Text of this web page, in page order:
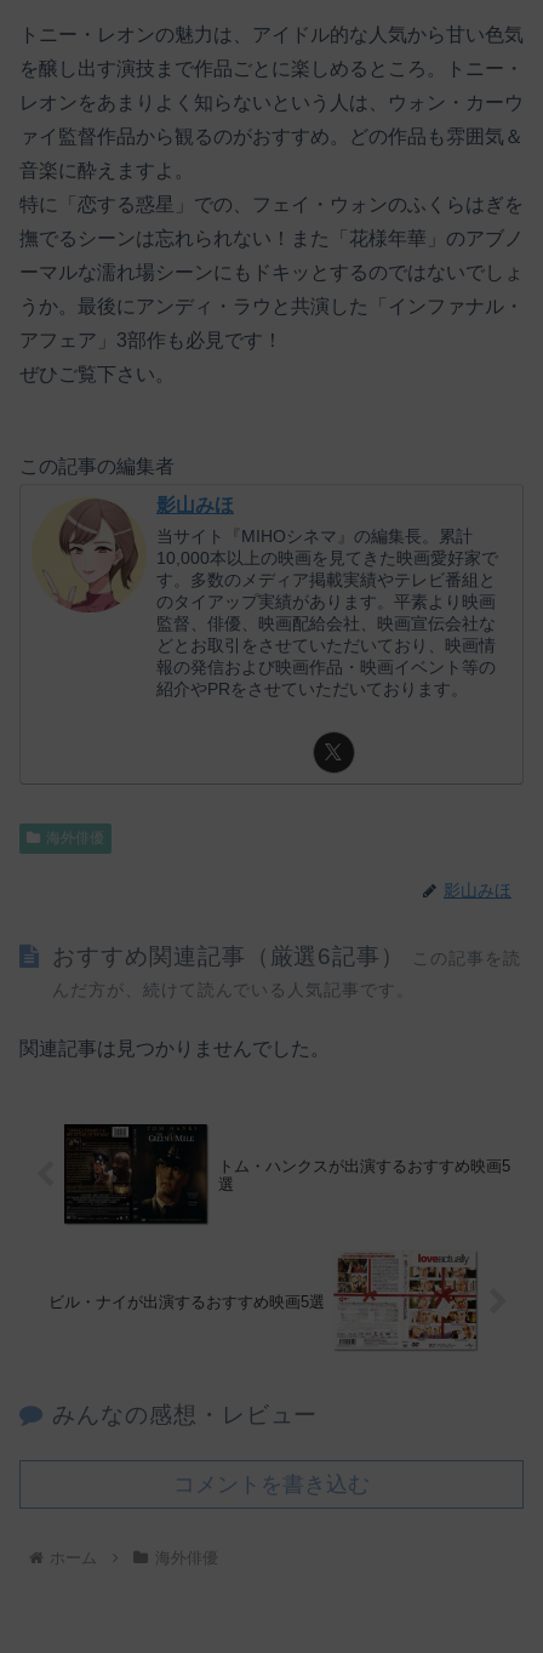
トニー・レオンの魅力は、アイドル的な人気から甘い色気
を醸し出す演技まで作品ごとに楽しめるところ。トニー・
レオンをあまりよく知らないという人は、ウォン・カーウ
ァイ監督作品から観るのがおすすめ。どの作品も雰囲気＆
音楽に酔えますよ。
特に「恋する惑星」での、フェイ・ウォンのふくらはぎを
撫でるシーンは忘れられない！また「花様年華」のアブノ
ーマルな濡れ場シーンにもドキッとするのではないでしょ
うか。最後にアンディ・ラウと共演した「インファナル・
アフェア」3部作も必見です！
ぜひご覧下さい。
この記事の編集者
影山みほ
当サイト『MIHOシネマ』の編集長。累計
10,000本以上の映画を見てきた映画愛好家で
す。多数のメディア掲載実績やテレビ番組と
のタイアップ実績があります。平素より映画
監督、俳優、映画配給会社、映画宣伝会社な
どとお取引をさせていただいており、映画情
報の発信および映画作品・映画イベント等の
紹介やPRをさせていただいております。
海外俳優
影山みほ
おすすめ関連記事（厳選6記事）
この記事を読
んだ方が、続けて読んでいる人気記事です。
関連記事は見つかりませんでした。
トム・ハンクスが出演するおすすめ映画5
選
ビル・ナイが出演するおすすめ映画5選
みんなの感想・レビュー
コメントを書き込む
ホーム 海外俳優